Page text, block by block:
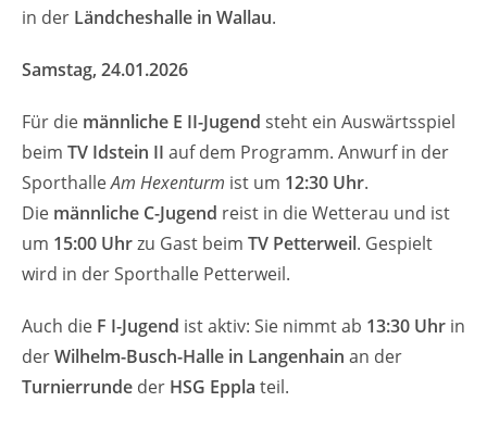
in der Ländcheshalle in Wallau.
Samstag, 24.01.2026
Für die männliche E II-Jugend steht ein Auswärtsspiel
beim TV Idstein II auf dem Programm. Anwurf in der
SporthalleAm Hexenturm ist um 12:30 Uhr.
Die männliche C-Jugend reist in die Wetterau und ist
um 15:00 Uhrzu Gast beim TV Petterweil. Gespielt
wird in der Sporthalle Petterweil.
Auch die F I-Jugend ist aktiv: Sie nimmt ab 13:30 Uhr in
derWilhelm-Busch-Halle in Langenhain an der
Turnierrunde der HSG Eppla teil.